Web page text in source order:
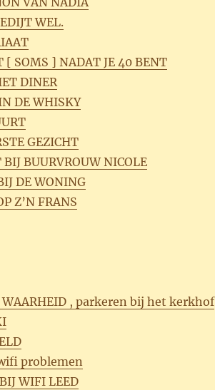
WEL.
SOMS ] NADAT JE 40 BENT
DINER
DE WHISKY
GEZICHT
BUURVROUW NICOLE
DE WONING
Z’N FRANS
WAARHEID , parkeren bij het kerkhof
problemen
WIFI LEED